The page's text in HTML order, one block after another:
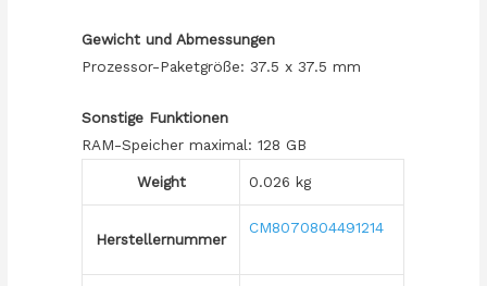
Gewicht und Abmessungen
Prozessor-Paketgröße: 37.5 x 37.5 mm
Sonstige Funktionen
RAM-Speicher maximal: 128 GB
Weight 0.026 kg
Herstellernummer
CM8070804491214